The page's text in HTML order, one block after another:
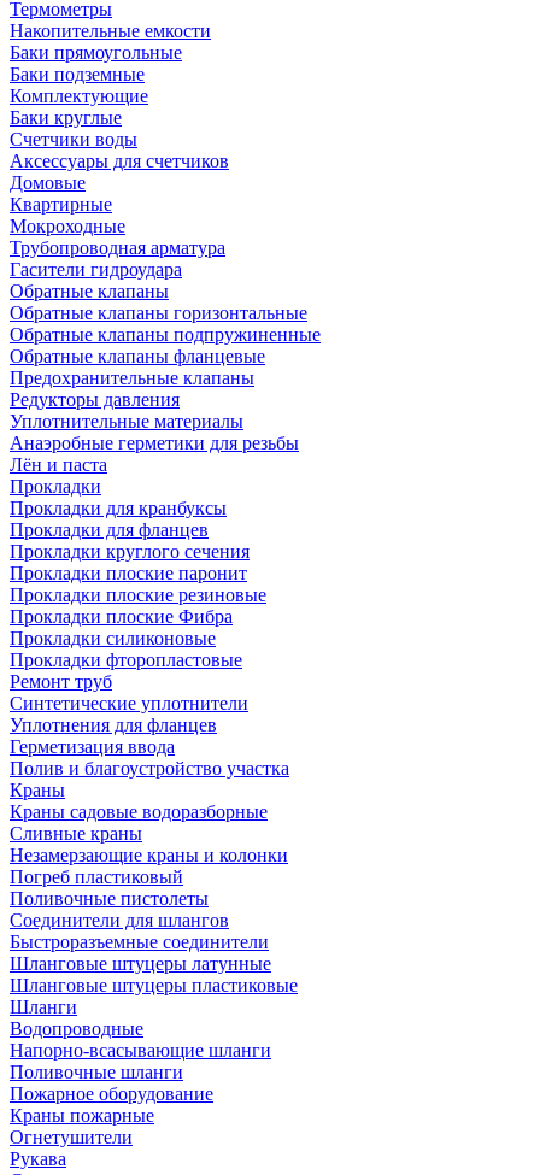
Термометры
Накопительные емкости
Баки прямоугольные
Баки подземные
Комплектующие
Баки круглые
Счетчики воды
Аксессуары для счетчиков
Домовые
Квартирные
Мокроходные
Трубопроводная арматура
Гасители гидроудара
Обратные клапаны
Обратные клапаны горизонтальные
Обратные клапаны подпружиненные
Обратные клапаны фланцевые
Предохранительные клапаны
Редукторы давления
Уплотнительные материалы
Анаэробные герметики для резьбы
Лён и паста
Прокладки
Прокладки для кранбуксы
Прокладки для фланцев
Прокладки круглого сечения
Прокладки плоские паронит
Прокладки плоские резиновые
Прокладки плоские Фибра
Прокладки силиконовые
Прокладки фторопластовые
Ремонт труб
Синтетические уплотнители
Уплотнения для фланцев
Герметизация ввода
Полив и благоустройство участка
Краны
Краны садовые водоразборные
Сливные краны
Незамерзающие краны и колонки
Погреб пластиковый
Поливочные пистолеты
Соединители для шлангов
Быстроразъемные соединители
Шланговые штуцеры латунные
Шланговые штуцеры пластиковые
Шланги
Водопроводные
Напорно-всасывающие шланги
Поливочные шланги
Пожарное оборудование
Краны пожарные
Огнетушители
Рукава